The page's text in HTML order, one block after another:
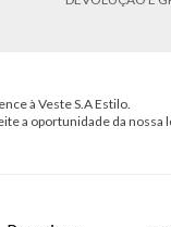
à Veste S.A Estilo.
a oportunidade da